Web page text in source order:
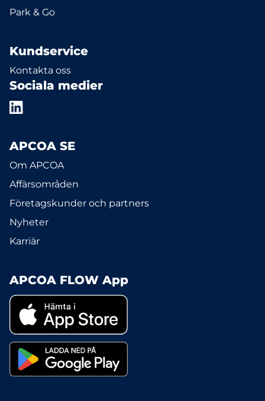
Park & Go
Kundservice
Kontakta oss
Sociala medier
APCOA SE
Om APCOA
Affärsområden
Företagskunder och partners
Nyheter
Karriär
APCOA FLOW App